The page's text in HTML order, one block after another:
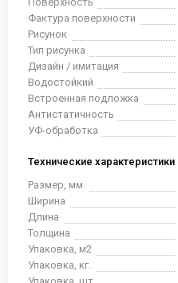
Фактура поверхности
Рисунок
Тип рисунка
Дизайн / имитация
Водостойкий
Встроенная подложка
Антистатичность
УФ-обработка
Технические характеристики
Размер, мм.
Ширина
Длина
Толщина
Упаковка, м2
Упаковка, кг.